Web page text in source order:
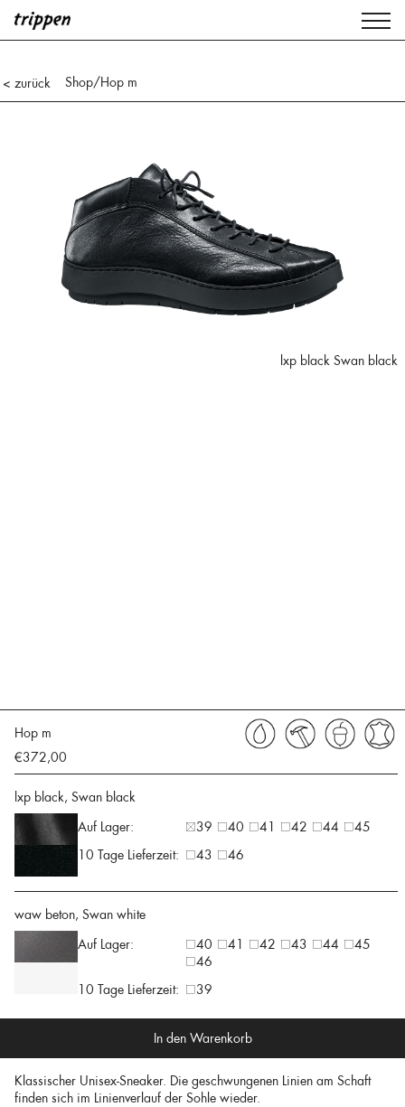
< zurück Shop/Hop m
lxp black Swan black
Hop m
€372,00
lxp black, Swan black
Auf Lager:
39 40 41 42 44
45
10 Tage Lieferzeit:
43 46
waw beton, Swan white
Auf Lager:
40 41 42 43 44
45
46
10 Tage Lieferzeit:
39
In den Warenkorb
Klassischer Unisex-Sneaker. Die geschwungenen Linien am Schaft
finden sich im Linienverlauf der Sohle wieder.